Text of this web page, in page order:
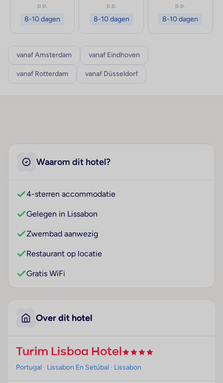
p.p.
8-10 dagen
p.p.
8-10 dagen
p.p.
8-10 dagen
vanaf Amsterdam vanaf Eindhoven
vanaf Rotterdam vanaf Düsseldorf
Waarom dit hotel?
4-sterren accommodatie
Gelegen in Lissabon
Zwembad aanwezig
Restaurant op locatie
Gratis WiFi
Over dit hotel
Turim Lisboa Hotel
Portugal · Lissabon En Setúbal · Lissabon